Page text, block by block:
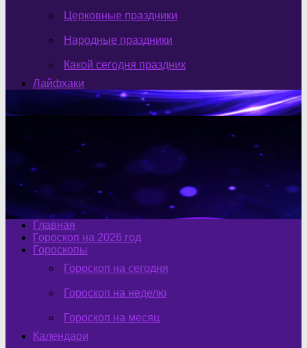
Церковные праздники
Народные праздники
Какой сегодня праздник
Лайфхаки
Главная
Гороскоп на 2026 год
Гороскопы
Гороскоп на сегодня
Гороскоп на неделю
Гороскоп на месяц
Календари